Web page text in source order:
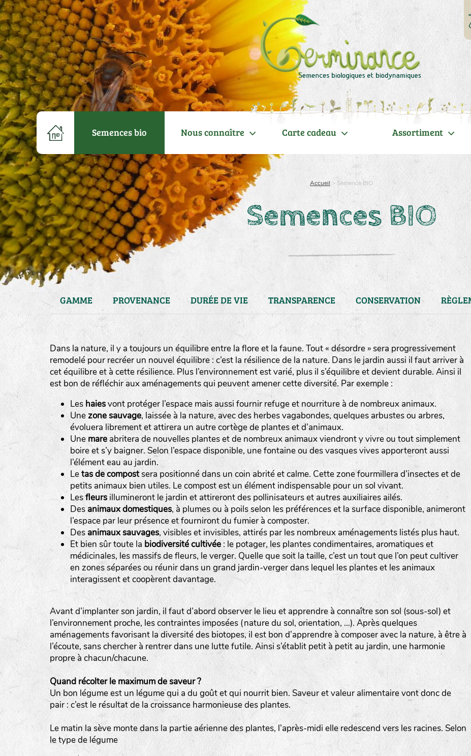
Semences bio Nous connaître Carte cadeau Assortiment
Accueil > Semence BIO
Semences BIO
GAMME PROVENANCE DURÉE DE VIE TRANSPARENCE CONSERVATION
BINGENHEIMER SAATGUT (BGH)
LA RÉFÉRENCE :FBEL
20BPA1A (en haut à gauche)
F : Fleurs.
Les autres catégories étant :
E: Engrais vert
L: Légumes
A : Aromatiques
BEL : Code de la variété(Ici Belle de nuit)
20 : Année de récolte(ici 2020)
BPA : Initiales du producteur ou du fournisseur de la
semence.
1 : Numéro d’ordre du lot
A : Sans calibre.
: Gros
: Moyen calibre
P : Petit calibre
Dans la nature, il y a toujours un équilibre entre la flore et la faune. Tout « désordre » sera progressivement
remodelé pour recréer un nouvel équilibre : c’est la résilience de la nature. Dans le jardin aussi il faut arriver à
cet équilibre et à cette résilience. Plus l’environnement est varié, plus il s’équilibre et devient durable. Ainsi il
est bon de réfléchir aux aménagements qui peuvent amener cette diversité. Par exemple :
Les haiesvont protéger l’espace mais aussi fournir refuge et nourriture à de nombreux animaux.
Unezone sauvage, laissée à la nature, avec des herbes vagabondes, quelques arbustes ou arbres,
évoluera librement et attirera un autre cortège de plantes et d’animaux.
Une mare abritera de nouvelles plantes et de nombreux animaux viendront y vivre ou tout simplement
boire et s’y baigner. Selon l’espace disponible, une fontaine ou des vasques vives apporteront aussi
l’élément eau au jardin.
Letas de compostsera positionné dans un coin abrité et calme. Cette zone fourmillera d’insectes et de
petits animaux bien utiles. Le compost est un élément indispensable pour un sol vivant.
Lesfleurs illumineront le jardin et attireront des pollinisateurs et autres auxiliaires ailés.
Des animaux domestiques, à plumes ou à poils selon les préférences et la surface disponible, animeront
l’espace par leur présence et fourniront du fumier à composter.
Des animaux sauvages, visibles et invisibles, attirés par les nombreux aménagements listés plus haut.
Et bien sûr toute la biodiversité cultivée : le potager, les plantes condimentaires, aromatiques et
médicinales, les massifs de fleurs, le verger. Quelle que soit la taille, c’est un tout que l’on peut cultiver
en zones séparées ou réunir dans un grand jardin-verger dans lequel les plantes et les animaux
interagissent et coopèrent davantage.
Avant d’implanter son jardin, il faut d’abord observer le lieu et apprendre à connaître son sol (sous-sol) et
l’environnement proche, les contraintes imposées (nature du sol, orientation, …). Après quelques
aménagements favorisant la diversité des biotopes, il est bon d’apprendre à composer avec la nature, à être à
l’écoute, sans chercher à rentrer dans une lutte futile. Ainsi s’établit petit à petit au jardin, une harmonie
propre à chacun/chacune.
Quand récolter le maximum de saveur ?
Un bon légume est un légume qui a du goût et qui nourrit bien. Saveur et valeur alimentaire vont donc de
pair : c’est le résultat de la croissance harmonieuse des plantes.
Le matin la sève monte dans la partie aérienne des plantes, l’après-midi elle redescend vers les racines. Selon
le type de légume